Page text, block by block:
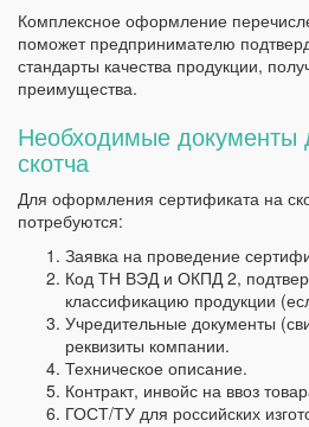
Комплексное оформление
поможет предпринимателю
стандарты качества продукции,
преимущества.
Необходимые документы
скотча
Для оформления сертификата на
потребуются:
Заявка на проведение
Код ТН ВЭД и ОКПД 2,
классификацию продукции
Учредительные документы
реквизиты компании.
Техническое описание.
Контракт, инвойс на ввоз
ГОСТ/ТУ для российских